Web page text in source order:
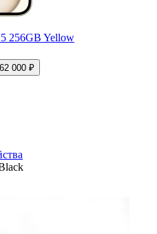
256GB Yellow
62 000 ₽